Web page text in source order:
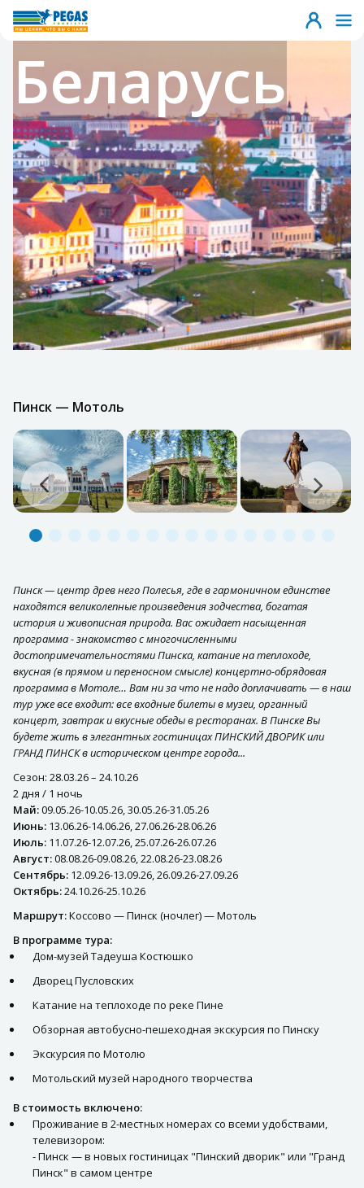
Беларусь
Пинск — Мотоль
Пинск — центр древ него Полесья, где в гармоничном единстве
находятся великолепные произведения зодчества, богатая
история и живописная природа. Вас ожидает насыщенная
программа - знакомство с многочисленными
достопримечательностями Пинска, катание на теплоходе,
вкусная (в прямом и переносном смысле) концертно-обрядовая
программа в Мотоле… Вам ни за что не надо доплачивать — в наш
тур уже все входит: все входные билеты в музеи, органный
концерт, завтрак и вкусные обеды в ресторанах. В Пинске Вы
будете жить в элегантных гостиницах ПИНСКИЙ ДВОРИК или
ГРАНД ПИНСК в историческом центре города...
Сезон: 28.03.26 – 24.10.26
2 дня / 1 ночь
Май:09.05.26-10.05.26, 30.05.26-31.05.26
Июнь: 13.06.26-14.06.26, 27.06.26-28.06.26
Июль: 11.07.26-12.07.26, 25.07.26-26.07.26
Август:08.08.26-09.08.26, 22.08.26-23.08.26
Сентябрь: 12.09.26-13.09.26, 26.09.26-27.09.26
Октябрь:24.10.26-25.10.26
Маршрут:Коссово — Пинск (ночлег) — Мотоль
В программе тура:
Дом-музей Тадеуша Костюшко
Дворец Пусловских
Катание на теплоходе по реке Пине
Обзорная автобусно-пешеходная экскурсия по Пинску
Экскурсия по Мотолю
Мотольский музей народного творчества
В стоимость включено:
Проживание в 2-местных номерах со всеми удобствами,
телевизором:
- Пинск — в новых гостиницах "Пинский дворик" или "Гранд
Пинск" в самом центре